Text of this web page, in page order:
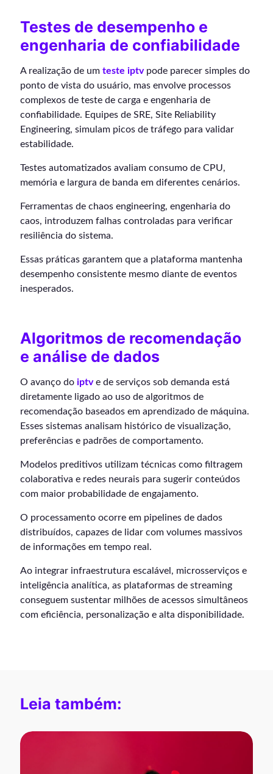
Testes de desempenho e
engenharia de confiabilidade
A realização de um teste iptvpode parecer simples do
ponto de vista do usuário, mas envolve processos
complexos de teste de carga e engenharia de
confiabilidade. Equipes de SRE, Site Reliability
Engineering, simulam picos de tráfego para validar
estabilidade.
Testes automatizados avaliam consumo de CPU,
memória e largura de banda em diferentes cenários.
Ferramentas de chaos engineering, engenharia do
caos, introduzem falhas controladas para verificar
resiliência do sistema.
Essas práticas garantem que a plataforma mantenha
desempenho consistente mesmo diante de eventos
inesperados.
Algoritmos de recomendação
e análise de dados
O avanço do iptve de serviços sob demanda está
diretamente ligado ao uso de algoritmos de
recomendação baseados em aprendizado de máquina.
Esses sistemas analisam histórico de visualização,
preferências e padrões de comportamento.
Modelos preditivos utilizam técnicas como filtragem
colaborativa e redes neurais para sugerir conteúdos
com maior probabilidade de engajamento.
O processamento ocorre em pipelines de dados
distribuídos, capazes de lidar com volumes massivos
de informações em tempo real.
Ao integrar infraestrutura escalável, microsserviços e
inteligência analítica, as plataformas de streaming
conseguem sustentar milhões de acessos simultâneos
com eficiência, personalização e alta disponibilidade.
Leia também: